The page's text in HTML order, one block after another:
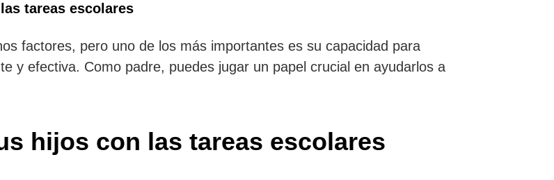
tareas escolares
factores, pero uno de los más importantes es su capacidad para
y efectiva. Como padre, puedes jugar un papel crucial en ayudarlos a
hijos con las tareas escolares